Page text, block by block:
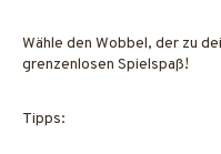
Wähle den Wobbel, der zu
grenzenlosen Spielspaß!
Tipps: